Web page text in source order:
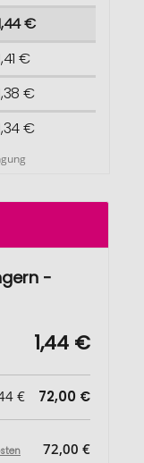
€
€
€
€
-
1,44 €
€ 72,00 €
72,00 €